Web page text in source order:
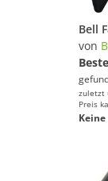
von
zuletzt
Preis